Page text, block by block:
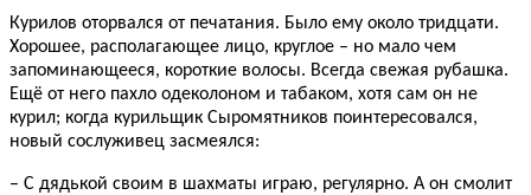
Курилов оторвался от печатания. Было ему около тридцати.
Хорошее, располагающее лицо, круглое – но мало чем
запоминающееся, короткие волосы. Всегда свежая рубашка.
Ещё от него пахло одеколоном и табаком, хотя сам он не
курил; когда курильщик Сыромятников поинтересовался,
новый сослуживец засмеялся:
– С дядькой своим в шахматы играю, регулярно. А он смолит